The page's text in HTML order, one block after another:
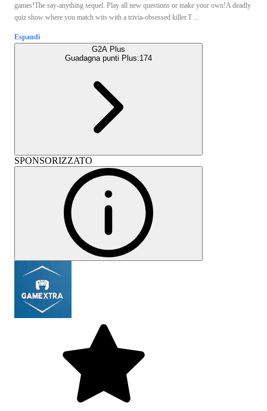
games!The say-anything sequel. Play all new questions or make your own!A deadly
quiz show where you match wits with a trivia-obsessed killer.T ...
Espandi
G2A Plus
Guadagna punti Plus:174
SPONSORIZZATO